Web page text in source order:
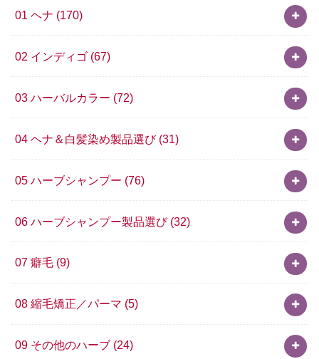
01 ヘナ (170)
02 インディゴ (67)
03 ハーバルカラー (72)
04 ヘナ＆白髪染め製品選び (31)
05 ハーブシャンプー (76)
06 ハーブシャンプー製品選び (32)
07 癖毛 (9)
08 縮毛矯正／パーマ (5)
09 その他のハーブ (24)